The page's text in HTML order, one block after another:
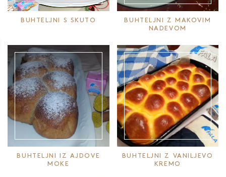
BUHTELJNI S SKUTO
BUHTELJNI Z MAKOVIM
NADEVOM
BUHTELJNI IZ AJDOVE
MOKE
BUHTELJNI Z VANILJEVO
KREMO